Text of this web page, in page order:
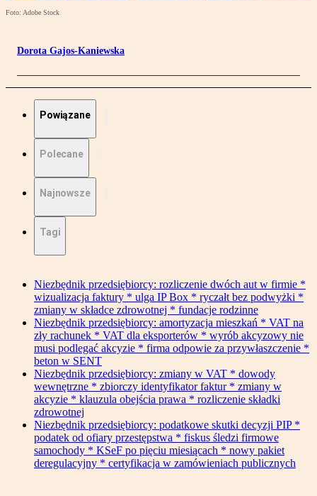
Foto: Adobe Stock
Dorota Gajos-Kaniewska
Powiązane
Polecane
Najnowsze
Tagi
Niezbędnik przedsiębiorcy: rozliczenie dwóch aut w firmie *
wizualizacja faktury * ulga IP Box * ryczałt bez podwyżki *
zmiany w składce zdrowotnej * fundacje rodzinne
Niezbędnik przedsiębiorcy: amortyzacja mieszkań * VAT na
zły rachunek * VAT dla eksporterów * wyrób akcyzowy nie
musi podlegać akcyzie * firma odpowie za przywłaszczenie *
beton w SENT
Niezbędnik przedsiębiorcy: zmiany w VAT * dowody
wewnętrzne * zbiorczy identyfikator faktur * zmiany w
akcyzie * klauzula obejścia prawa * rozliczenie składki
zdrowotnej
Niezbędnik przedsiębiorcy: podatkowe skutki decyzji PIP *
podatek od ofiary przestępstwa * fiskus śledzi firmowe
samochody * KSeF po pięciu miesiącach * nowy pakiet
deregulacyjny * certyfikacja w zamówieniach publicznych